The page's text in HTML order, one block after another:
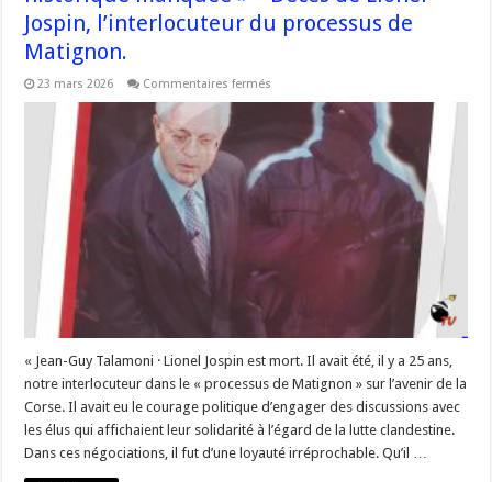
Jospin, l’interlocuteur du processus de
Matignon.
23 mars 2026 Commentaires fermés
accords
Matignon,
Une
occasion
Décès
Matignon.
« Jean-Guy Talamoni · Lionel Jospin est mort. Il avait été, il y a 25 ans,
notre interlocuteur dans le « processus de Matignon » sur l’avenir de la
Corse. Il avait eu le courage politique d’engager des discussions avec
les élus qui affichaient leur solidarité à l’égard de la lutte clandestine.
Dans ces négociations, il fut d’une loyauté irréprochable. Qu’il …